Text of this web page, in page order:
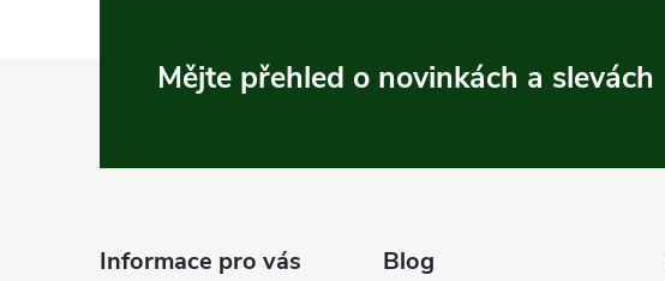
Mějte přehled o novinkách a slevách
Informace pro vás Blog